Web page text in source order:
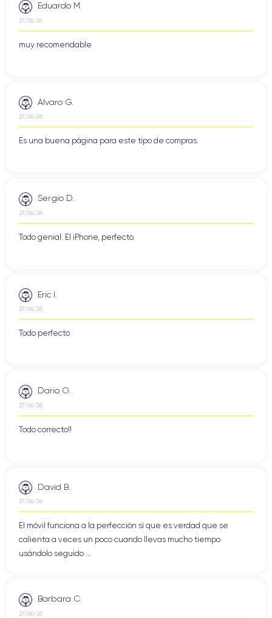
Eduardo M.
27/06/26
muy recomendable
Alvaro G.
27/06/26
Es una buena página para este tipo de compras.
Sergio D.
27/06/26
Todo genial. El iPhone, perfecto.
Eric I.
27/06/26
Todo perfecto
Dario O.
27/06/26
Todo correcto!!
David B.
27/06/26
El móvil funciona a la perfección sí que es verdad que se
calienta a veces un poco cuando llevas mucho tiempo
usándolo seguido ...
Barbara C.
27/06/26